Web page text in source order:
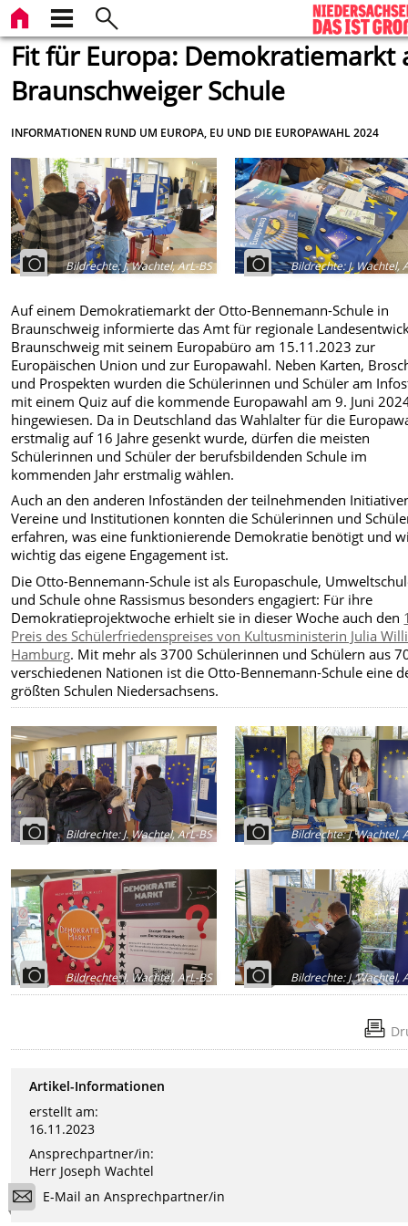
Fit für Europa: Demokratiemarkt
Braunschweiger Schule
INFORMATIONEN RUND UM EUROPA, EU UND DIE EUROPAWAHL 2024
Bildrechte:J. Wachtel, ArL-BS Bildrechte:J. Wachtel,
Auf einem Demokratiemarkt der Otto-Bennemann-Schule in
Braunschweig informierte das Amt für regionale
Braunschweig mit seinem Europabüro am 15.11.2023 zur
Europäischen Union und zur Europawahl. Neben Karten,
und Prospekten wurden die Schülerinnen und Schüler am
mit einem Quiz auf die kommende Europawahl am 9. Juni
hingewiesen. Da in Deutschland das Wahlalter für die
erstmalig auf 16 Jahre gesenkt wurde, dürfen die meisten
Schülerinnen und Schüler der berufsbildenden Schule im
kommenden Jahr erstmalig wählen.
Auch an den anderen Infoständen der teilnehmenden
Vereine und Institutionen konnten die Schülerinnen und
erfahren, was eine funktionierende Demokratie benötigt und
wichtig das eigene Engagement ist.
Die Otto-Bennemann-Schule ist als Europaschule,
und Schule ohne Rassismus besonders engagiert: Für ihre
Demokratieprojektwoche erhielt sie in dieser Woche auch den
Preis des Schülerfriedenspreises von Kultusministerin Julia
Hamburg. Mit mehr als 3700 Schülerinnen und Schülern aus
verschiedenen Nationen ist die Otto-Bennemann-Schule eine
größten Schulen Niedersachsens.
Bildrechte:J. Wachtel, ArL-BS Bildrechte:J. Wachtel,
Bildrechte:J. Wachtel, ArL-BS Bildrechte:J. Wachtel,
Artikel-Informationen
erstellt am:
16.11.2023
Ansprechpartner/in:
Herr Joseph Wachtel
E-Mail an Ansprechpartner/in